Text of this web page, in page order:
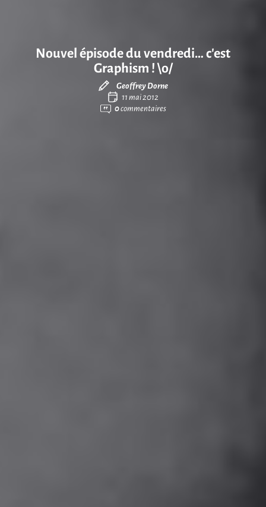
Nouvel épisode du vendredi… c’est
Graphism ! \o/
Geoffrey Dorne
11 mai 2012
0commentaires